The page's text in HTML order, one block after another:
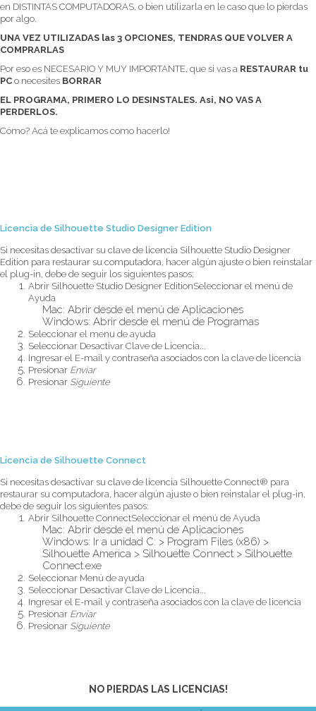
en DISTINTAS COMPUTADORAS, o bien utilizarla en le caso que lo pierdas
por algo.
UNA VEZ UTILIZADAS las 3 OPCIONES, TENDRAS QUE VOLVER A
COMPRARLAS
Por eso es NECESARIO Y MUY IMPORTANTE, que si vas a RESTAURAR tu
PC o necesites BORRAR
EL PROGRAMA, PRIMERO LO DESINSTALES. Asi, NO VAS A
PERDERLOS.
Cómo? Acá te explicamos como hacerlo!
Licencia de Silhouette Studio Designer Edition
Si necesitas desactivar su clave de licencia Silhouette Studio Designer
Edition para restaurar su computadora, hacer algún ajuste o bien reinstalar
el plug-in, debe de seguir los siguientes pasos:
Abrir Silhouette Studio Designer EditionSeleccionar el menú de
Ayuda
Mac: Abrir desde el menú de Aplicaciones
Windows: Abrir desde el menú de Programas
Seleccionar el menu de ayuda
Seleccionar Desactivar Clave de Licencia...
Ingresar el E-mail y contraseña asociados con la clave de licencia
Presionar Enviar
Presionar Siguiente
Licencia de Silhouette Connect
Si necesitas desactivar su clave de licencia Silhouette Connect® para
restaurar su computadora, hacer algún ajuste o bien reinstalar el plug-in,
debe de seguir los siguientes pasos:
Abrir Silhouette ConnectSeleccionar el menú de Ayuda
Mac: Abrir desde el menú de Aplicaciones
Windows: Ir a unidad C: > Program Files (x86) >
Silhouette America > Silhouette Connect > Silhouette
Connect.exe
Seleccionar Menú de ayuda
Seleccionar Desactivar Clave de Licencia...
Ingresar el E-mail y contraseña asociados con la clave de licencia
Presionar Enviar
Presionar Siguiente
NO PIERDAS LAS LICENCIAS!